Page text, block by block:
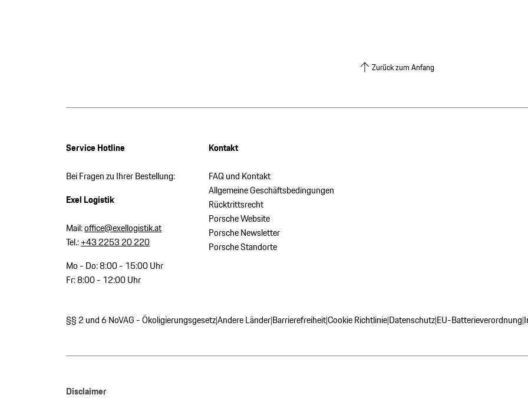
Zurück zum Anfang
Service Hotline
Bei Fragen zu Ihrer Bestellung:
Exel Logistik
Mail:office@exellogistik.at
Tel.:+43 2253 20 220
Mo - Do: 8:00 - 15:00 Uhr
Fr: 8:00 - 12:00 Uhr
Kontakt
FAQ und Kontakt
Allgemeine Geschäftsbedingungen
Rücktrittsrecht
Porsche Website
Porsche Newsletter
Porsche Standorte
§§ 2 und 6 NoVAG - Ökoligierungsgesetz|Andere Länder|Barrierefreiheit|Cookie Richtlinie|Datenschutz|EU-Batterieverordnung|
Disclaimer